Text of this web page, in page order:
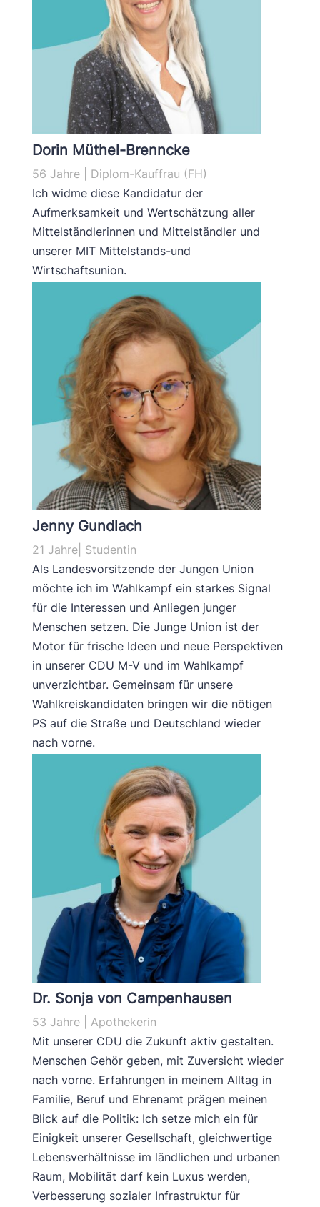
Dorin Müthel-Brenncke
56 Jahre | Diplom-Kauffrau (FH)
Ich widme diese Kandidatur der
Aufmerksamkeit und Wertschätzung aller
Mittelständlerinnen und Mittelständler und
unserer MIT Mittelstands-und
Wirtschaftsunion.
Jenny Gundlach
21 Jahre| Studentin
Als Landesvorsitzende der Jungen Union
möchte ich im Wahlkampf ein starkes Signal
für die Interessen und Anliegen junger
Menschen setzen. Die Junge Union ist der
Motor für frische Ideen und neue Perspektiven
in unserer CDU M-V und im Wahlkampf
unverzichtbar. Gemeinsam für unsere
Wahlkreiskandidaten bringen wir die nötigen
PS auf die Straße und Deutschland wieder
nach vorne.
Dr. Sonja von Campenhausen
53 Jahre | Apothekerin
Mit unserer CDU die Zukunft aktiv gestalten.
Menschen Gehör geben, mit Zuversicht wieder
nach vorne. Erfahrungen in meinem Alltag in
Familie, Beruf und Ehrenamt prägen meinen
Blick auf die Politik: Ich setze mich ein für
Einigkeit unserer Gesellschaft, gleichwertige
Lebensverhältnisse im ländlichen und urbanen
Raum, Mobilität darf kein Luxus werden,
Verbesserung sozialer Infrastruktur für